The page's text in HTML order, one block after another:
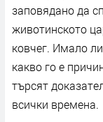
заповядано да
животинското
ковчег. Имало
какво го е
търсят
всички времена.